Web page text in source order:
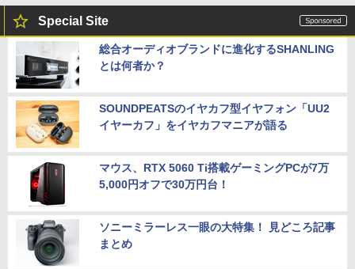
Special Site
総合オーディオブランドに進化するSHANLING
とは何者か？
SOUNDPEATSのイヤカフ型イヤフォン「UU2
イヤーカフ」をイヤカフマニアが語る
マウス、RTX 5060 Ti搭載ゲーミングPCが7万
5,000円オフで30万円台！
ソニーミラーレス一眼の大特集！ 見どころ記事
まとめ